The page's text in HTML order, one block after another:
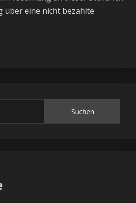
über eine nicht bezahlte
Suchen